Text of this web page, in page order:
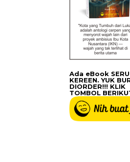
Ada eBook SERU
KEREEN. YUK
DIORDER!!! KLIK
TOMBOL